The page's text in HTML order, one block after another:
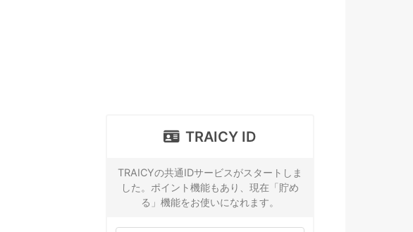
TRAICY ID
TRAICYの共通IDサービスがスタートしま
した。ポイント機能もあり、現在「貯め
る」機能をお使いになれます。